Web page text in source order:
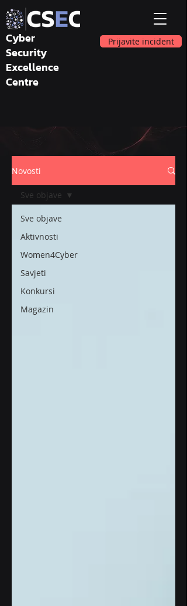
Cyber
Security
Excellence
Centre
Prijavite incident
Novosti
Sve objave
Aktivnosti
Women4Cyber
Savjeti
Konkursi
Magazin
Sve objave